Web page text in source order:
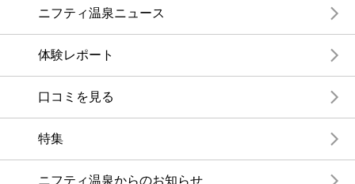
ニフティ温泉ニュース
体験レポート
口コミを見る
特集
ニフティ温泉からのお知らせ